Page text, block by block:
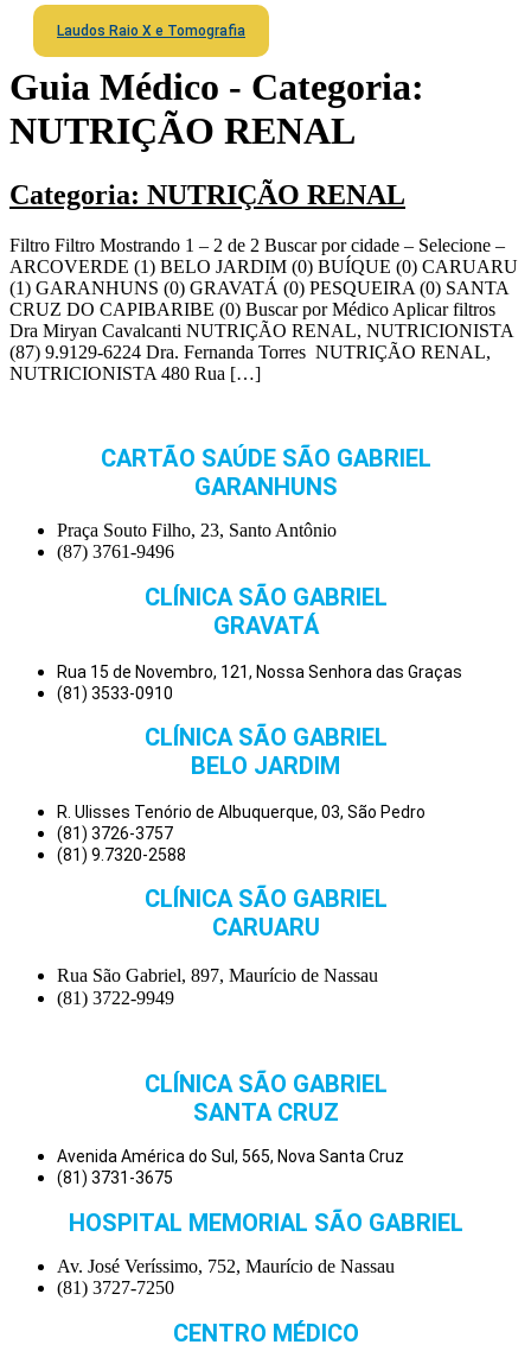
Laudos Raio X e Tomografia
Guia Médico - Categoria:
NUTRIÇÃO RENAL
Categoria: NUTRIÇÃO RENAL
Filtro Filtro Mostrando 1 – 2 de 2 Buscar por cidade – Selecione –
ARCOVERDE (1) BELO JARDIM (0) BUÍQUE (0) CARUARU
(1) GARANHUNS (0) GRAVATÁ (0) PESQUEIRA (0) SANTA
CRUZ DO CAPIBARIBE (0) Buscar por Médico Aplicar filtros
Dra Miryan Cavalcanti NUTRIÇÃO RENAL, NUTRICIONISTA
(87) 9.9129-6224 Dra. Fernanda Torres NUTRIÇÃO RENAL,
NUTRICIONISTA 480 Rua […]
CARTÃO SAÚDE SÃO GABRIEL
GARANHUNS
Praça Souto Filho, 23, Santo Antônio
(87) 3761-9496
CLÍNICA SÃO GABRIEL
GRAVATÁ
Rua 15 de Novembro, 121, Nossa Senhora das Graças
(81) 3533-0910
CLÍNICA SÃO GABRIEL
BELO JARDIM
R. Ulisses Tenório de Albuquerque, 03, São Pedro
(81) 3726-3757
(81) 9.7320-2588
CLÍNICA SÃO GABRIEL
CARUARU
Rua São Gabriel, 897, Maurício de Nassau
(81) 3722-9949
CLÍNICA SÃO GABRIEL
SANTA CRUZ
Avenida América do Sul, 565, Nova Santa Cruz
(81) 3731-3675
HOSPITAL MEMORIAL SÃO GABRIEL
Av. José Veríssimo, 752, Maurício de Nassau
(81) 3727-7250
CENTRO MÉDICO